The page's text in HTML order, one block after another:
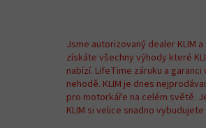
Jsme autorizovaný dealer KLIM a
získáte všechny výhody které
nabízí. LifeTime záruku a
nehodě. KLIM je dnes
pro motorkáře na celém světě.
KLIM si velice snadno